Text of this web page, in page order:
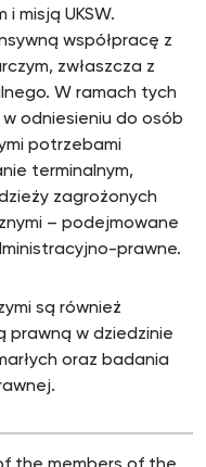
misją UKSW.
współpracę z
zwłaszcza z
W ramach tych
odniesieniu do osób
potrzebami
terminalnym,
zagrożonych
– podejmowane
prawne.
są również
prawną w dziedzinie
oraz badania